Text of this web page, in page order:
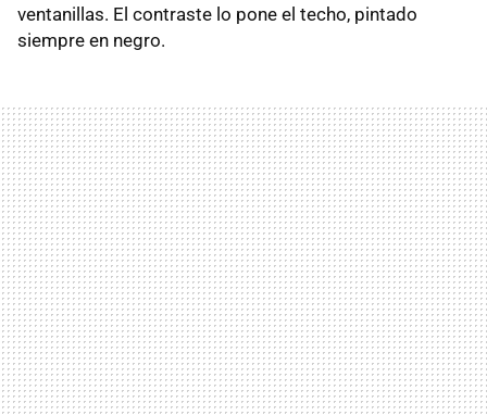
ventanillas. El contraste lo pone el techo, pintado
siempre en negro.